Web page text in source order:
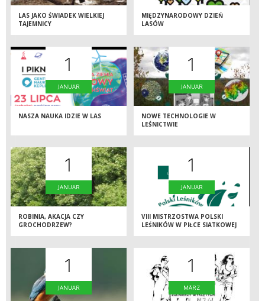
LAS JAKO ŚWIADEK WIELKIEJ
TAJEMNICY
MIĘDZYNARODOWY DZIEŃ
LASÓW
1
JANUAR
NASZA NAUKA IDZIE W LAS
1
JANUAR
NOWE TECHNOLOGIE W
LEŚNICTWIE
1
JANUAR
ROBINIA, AKACJA CZY
GROCHODRZEW?
1
JANUAR
VIII MISTRZOSTWA POLSKI
LEŚNIKÓW W PIŁCE SIATKOWEJ
1
JANUAR
1
MÄRZ